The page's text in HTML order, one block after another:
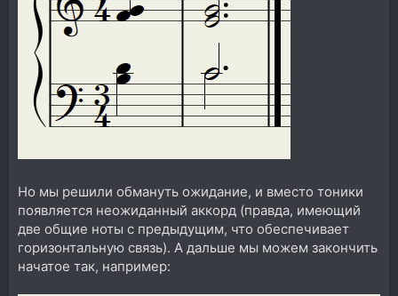
Но мы решили обмануть ожидание, и вместо тоники
появляется неожиданный аккорд (правда, имеющий
две общие ноты с предыдущим, что обеспечивает
горизонтальную связь). А дальше мы можем закончить
начатое так, например: